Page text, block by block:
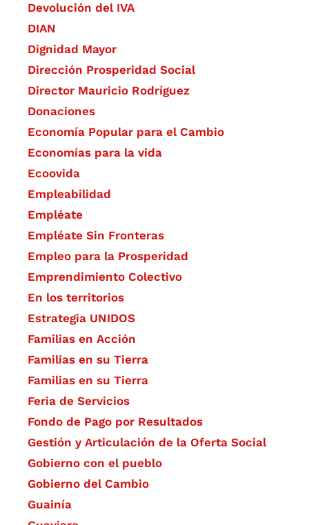
Devolución del IVA
DIAN
Dignidad Mayor
Dirección Prosperidad Social
Director Mauricio Rodríguez
Donaciones
Economía Popular para el Cambio
Economías para la vida
Ecoovida
Empleabilidad
Empléate
Empléate Sin Fronteras
Empleo para la Prosperidad
Emprendimiento Colectivo
En los territorios
Estrategia UNIDOS
Familias en Acción
Familias en su Tierra
Familias en su Tierra
Feria de Servicios
Fondo de Pago por Resultados
Gestión y Articulación de la Oferta Social
Gobierno con el pueblo
Gobierno del Cambio
Guainía